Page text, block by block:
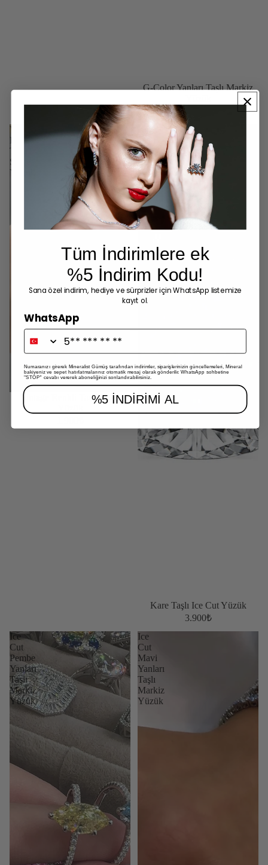
G-Color Yanları Taşlı Markiz
Vintage
Renkli
Taşlı
Serçe
Yüzük
Vintage Renkli Taşlı Serçe
Kare
Taşlı
Ice
Cut
Yüzük
Kare Taşlı Ice Cut Yüzük
3.900₺
Ice
Cut
Pembe
Yanları
Taşlı
Markiz
Yüzük
Ice
Cut
Mavi
Yanları
Taşlı
Markiz
Yüzük
Tüm İndirimlere ek
%5 İndirim Kodu!
Sana özel indirim, hediye ve sürprizler için WhatsApp listemize
kayıt ol.
WhatsApp
Numaranızı girerek Mineralist Gümüş tarafından indirimler, siparişlerinizin güncellemeleri, Mineral
bakiyeniz ve sepet hatırlatmalarınız otomatik mesaj olarak gönderilir. WhatsApp sohbetine
''STOP'' cevabı vererek aboneliğinizi sonlandırabilirsiniz.
%5 İNDİRİMİ AL